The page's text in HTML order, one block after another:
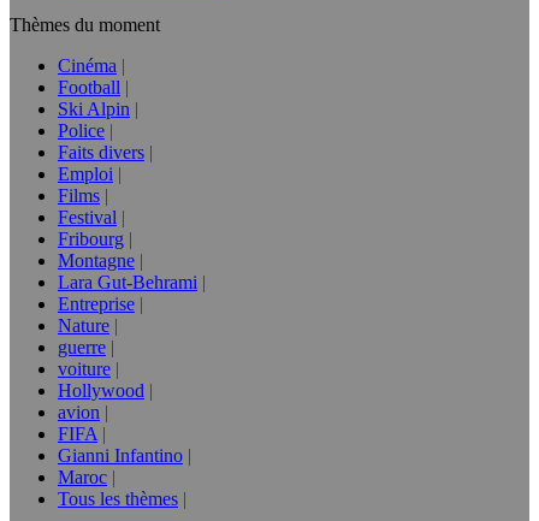
Thèmes du moment
Cinéma
Football
Ski Alpin
Police
Faits divers
Emploi
Films
Festival
Fribourg
Montagne
Lara Gut-Behrami
Entreprise
Nature
guerre
voiture
Hollywood
avion
FIFA
Gianni Infantino
Maroc
Tous les thèmes